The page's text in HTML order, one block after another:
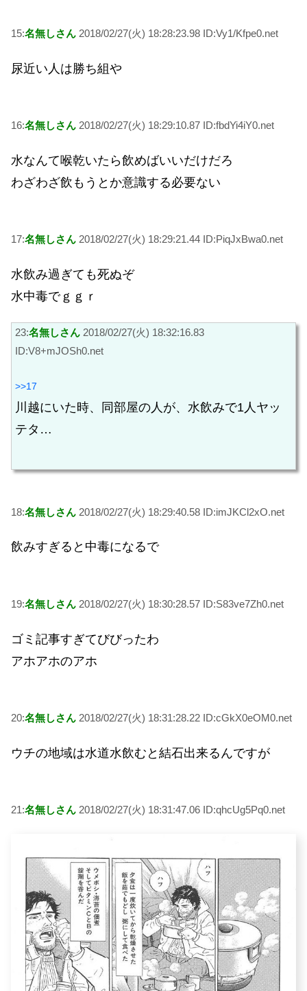
15:名無しさん 2018/02/27(火) 18:28:23.98 ID:Vy1/Kfpe0.net
尿近い人は勝ち組や
16:名無しさん 2018/02/27(火) 18:29:10.87 ID:fbdYi4iY0.net
水なんて喉乾いたら飲めばいいだけだろ
わざわざ飲もうとか意識する必要ない
17:名無しさん 2018/02/27(火) 18:29:21.44 ID:PiqJxBwa0.net
水飲み過ぎても死ぬぞ
水中毒でｇｇｒ
23:名無しさん 2018/02/27(火) 18:32:16.83
ID:V8+mJOSh0.net
>>17
川越にいた時、同部屋の人が、水飲みで1人ヤッ
テタ…
18:名無しさん 2018/02/27(火) 18:29:40.58 ID:imJKCl2xO.net
飲みすぎると中毒になるで
19:名無しさん 2018/02/27(火) 18:30:28.57 ID:S83ve7Zh0.net
ゴミ記事すぎてびびったわ
アホアホのアホ
20:名無しさん 2018/02/27(火) 18:31:28.22 ID:cGkX0eOM0.net
ウチの地域は水道水飲むと結石出来るんですが
21:名無しさん 2018/02/27(火) 18:31:47.06 ID:qhcUg5Pq0.net